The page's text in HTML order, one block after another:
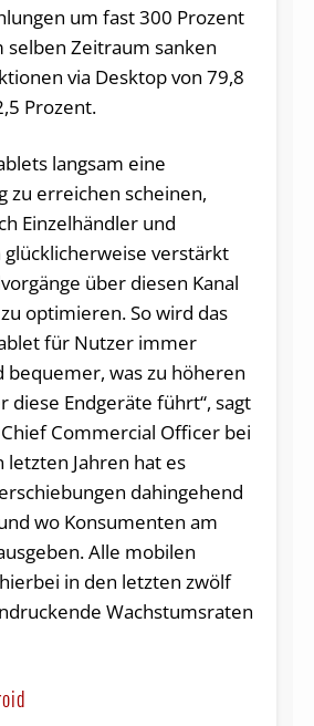
um fast 300 Prozent
Zeitraum sanken
via Desktop von 79,8
Prozent.
langsam eine
zu erreichen scheinen,
Einzelhändler und
verstärkt
über diesen Kanal
optimieren. So wird das
für Nutzer immer
was zu höheren
diese Endgeräte führt“, sagt
Commercial Officer bei
letzten Jahren hat es
dahingehend
wo Konsumenten am
Alle mobilen
in den letzten zwölf
Wachstumsraten